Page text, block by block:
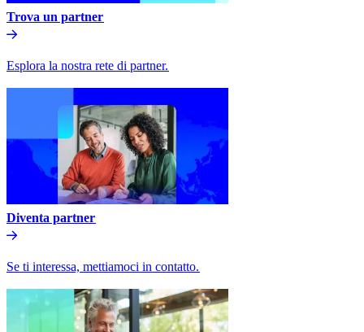
Trova un partner​​
Esplora la nostra rete di partner.​​
Diventa partner​​
Se ti interessa, mettiamoci in contatto.​​